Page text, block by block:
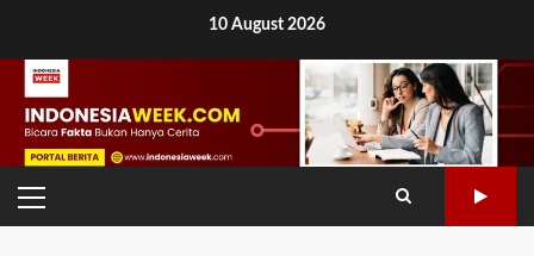
content
10 August 2026
PRIMARY
MENU